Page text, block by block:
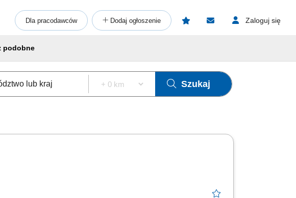
Dla pracodawców Dodaj ogłoszenie Zaloguj się
podobne
Szukaj